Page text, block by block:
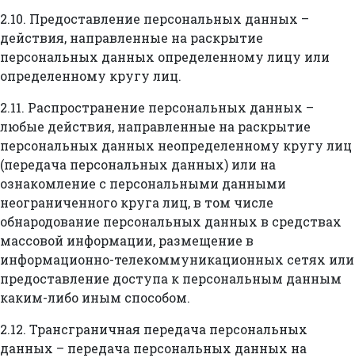
2.10. Предоставление персональных данных –
действия, направленные на раскрытие
персональных данных определенному лицу или
определенному кругу лиц.
2.11. Распространение персональных данных –
любые действия, направленные на раскрытие
персональных данных неопределенному кругу лиц
(передача персональных данных) или на
ознакомление с персональными данными
неограниченного круга лиц, в том числе
обнародование персональных данных в средствах
массовой информации, размещение в
информационно-телекоммуникационных сетях или
предоставление доступа к персональным данным
каким-либо иным способом.
2.12. Трансграничная передача персональных
данных – передача персональных данных на